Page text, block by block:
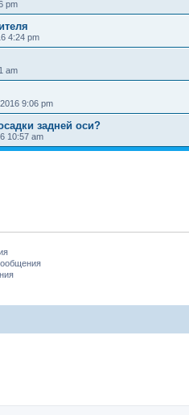
pm
4:24 pm
am
9:06 pm
задней оси?
10:57 am